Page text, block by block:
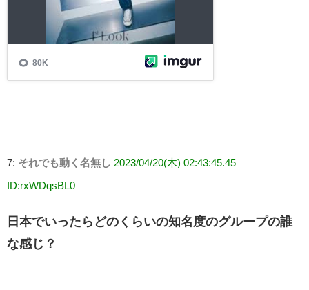
7: それでも動く名無し 2023/04/20(木) 02:43:45.45
ID:rxWDqsBL0
日本でいったらどのくらいの知名度のグループの誰
な感じ？